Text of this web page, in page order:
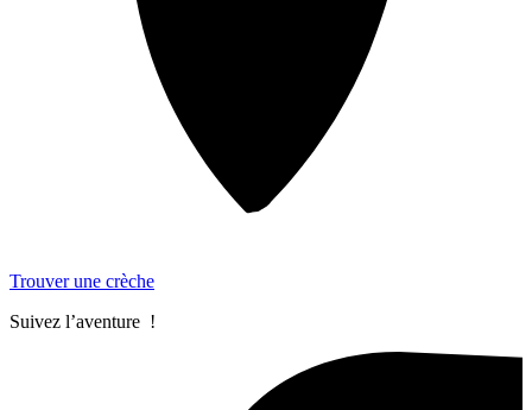
Trouver une crèche
Suivez l’aventure !